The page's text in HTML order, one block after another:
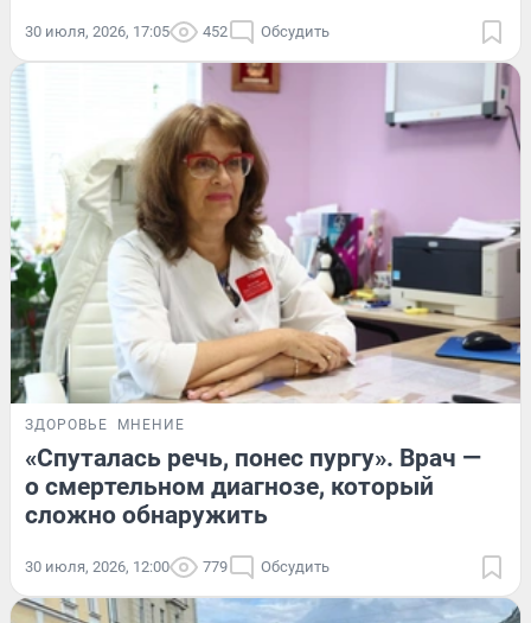
30 июля, 2026, 17:05 452 Обсудить
ЗДОРОВЬЕ МНЕНИЕ
«Спуталась речь, понес пургу». Врач —
о смертельном диагнозе, который
сложно обнаружить
30 июля, 2026, 12:00 779 Обсудить